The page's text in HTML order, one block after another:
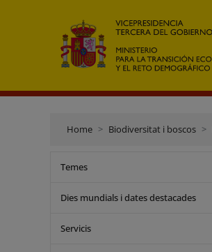
Home Biodiversitat i boscos
Temes
Dies mundials i dates destacades
Servicis